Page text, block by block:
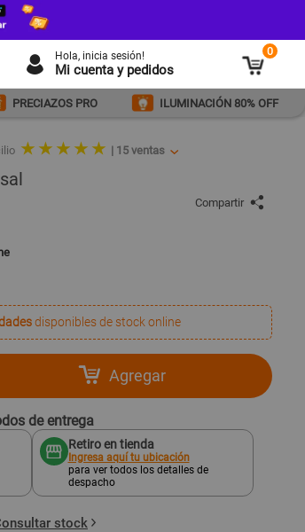
Hola, inicia sesión!
Mi cuenta y pedidos
0
PRECIAZOS PRO ILUMINACIÓN 80% OFF
★ ★ ★ ★ ★ | 15 ventas
Compartir
disponibles de stock online
Agregar
de entrega
Retiro en tienda
Ingresa aquí tu ubicación
para ver todos los detalles de
despacho
stock